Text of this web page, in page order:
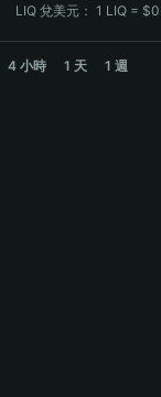
LIQ 兌美元： 1 LIQ =
4 小時 1 天 1 週